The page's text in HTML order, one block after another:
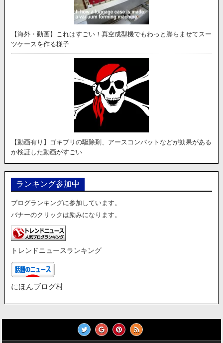
【海外・動画】これはすごい！真空成型機でもわっと膨らませてスー
ツケースを作る様子
【動画有り】ゴキブリの駆除剤、アースコンバットなどが効果がある
か検証した動画がすごい
ランキング参加中
ブログランキングに参加しています。
バナーのクリックは励みになります。
トレンドニュースランキング
にほんブログ村